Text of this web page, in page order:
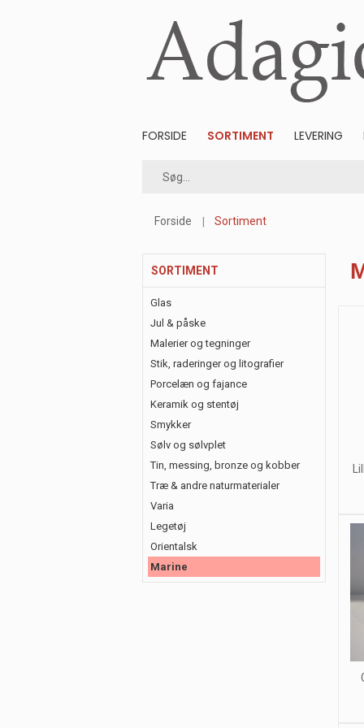
FORSIDE SORTIMENT LEVERING
Forside Sortiment
SORTIMENT
Glas
Jul & påske
Malerier og tegninger
Stik, raderinger og litografier
Porcelæn og fajance
Keramik og stentøj
Smykker
Sølv og sølvplet
Tin, messing, bronze og kobber
Træ & andre naturmaterialer
Varia
Legetøj
Orientalsk
Marine